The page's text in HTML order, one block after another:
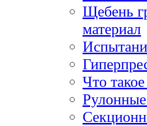
Щебень
материал
Что